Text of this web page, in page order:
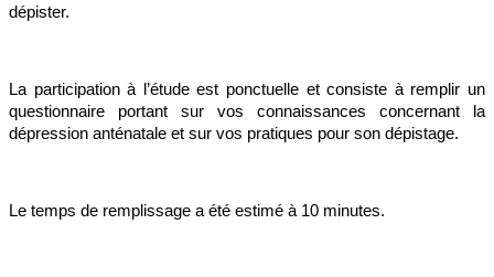
dépister.
La participation à l’étude est ponctuelle et consiste à remplir un
questionnaire portant sur vos connaissances concernant la
dépression anténatale et sur vos pratiques pour son dépistage.
Le temps de remplissage a été estimé à 10 minutes.